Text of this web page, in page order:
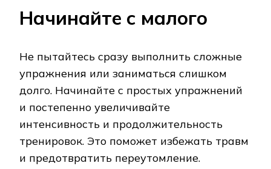
Начинайте с малого
Не пытайтесь сразу выполнить сложные
упражнения или заниматься слишком
долго. Начинайте с простых упражнений
и постепенно увеличивайте
интенсивность и продолжительность
тренировок. Это поможет избежать травм
и предотвратить переутомление.